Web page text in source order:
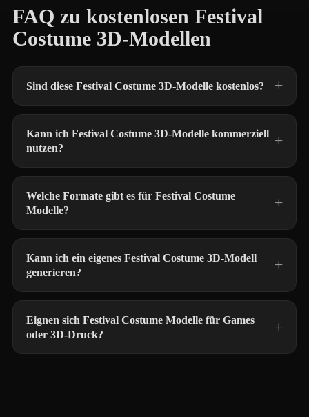
FAQ zu kostenlosen Festival
Costume 3D-Modellen
Sind diese Festival Costume 3D-Modelle kostenlos?
Kann ich Festival Costume 3D-Modelle kommerziell
nutzen?
Welche Formate gibt es für Festival Costume
Modelle?
Kann ich ein eigenes Festival Costume 3D-Modell
generieren?
Eignen sich Festival Costume Modelle für Games
oder 3D-Druck?